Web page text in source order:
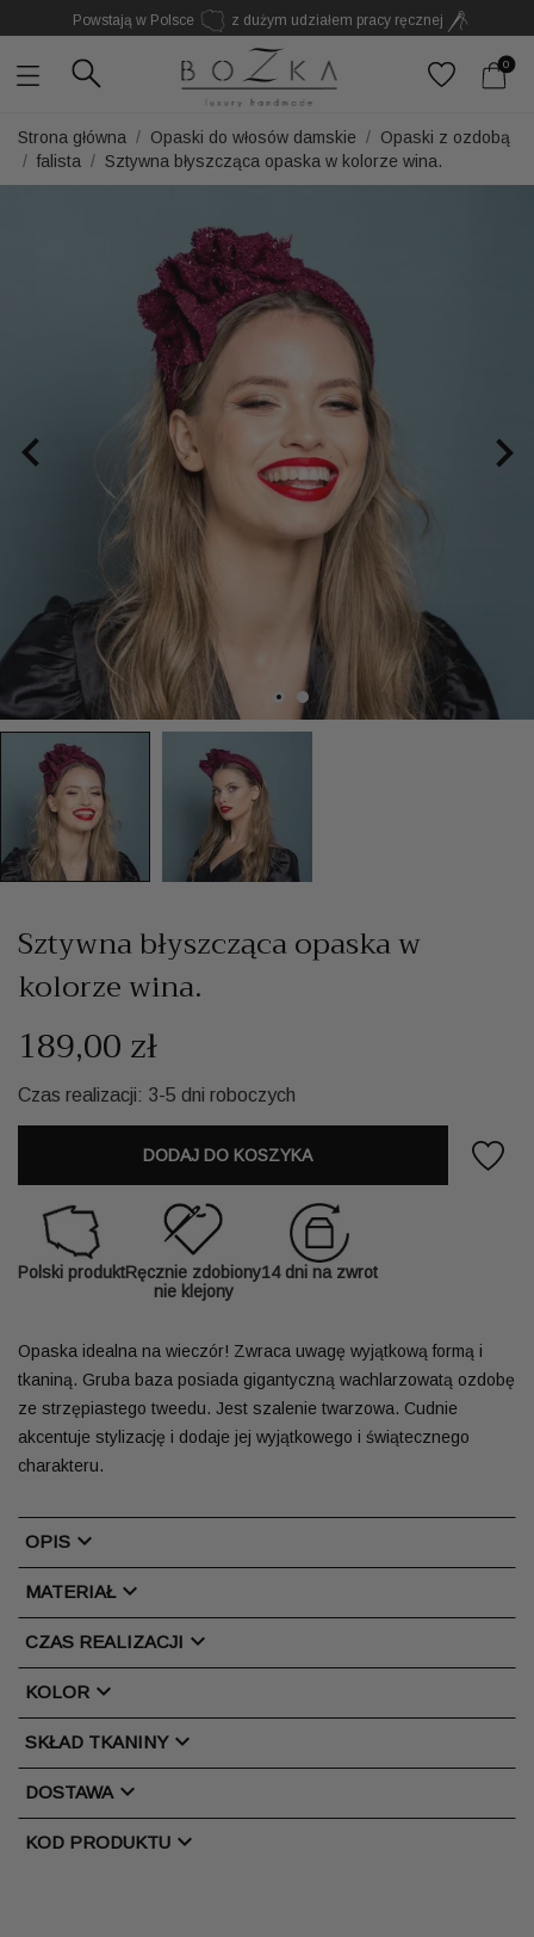
Powstają w Polsce z dużym udziałem pracy ręcznej
Twój znak rozpoznawczy. Nie kolejny dodatek 0
Strona główna Opaski do włosów damskie
Opaski z ozdobą
falista
Sztywna błyszcząca opaska w kolorze wina.
 
Sztywna błyszcząca opaska w
kolorze wina.
189,00 zł
Czas realizacji: 3-5 dni roboczych
DODAJ DO KOSZYKA
Polski produktRęcznie zdobiony
nie klejony
14 dni na zwrot
Opaska idealna na wieczór! Zwraca uwagę wyjątkową formą i
tkaniną. Gruba baza posiada gigantyczną wachlarzowatą ozdobę
ze strzępiastego tweedu. Jest szalenie twarzowa. Cudnie
akcentuje stylizację i dodaje jej wyjątkowego i świątecznego
charakteru.
OPIS chevron_right
MATERIAŁchevron_right
CZAS REALIZACJI chevron_right
KOLOR chevron_right
SKŁAD TKANINYchevron_right
DOSTAWAchevron_right
KOD PRODUKTU chevron_right